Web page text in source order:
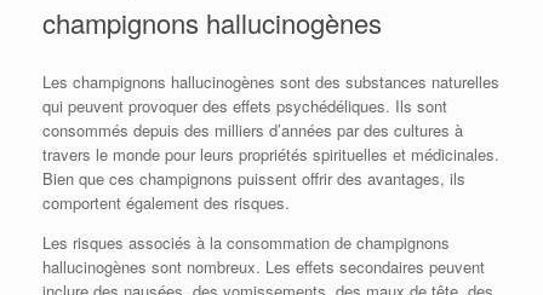
champignons hallucinogènes
Les champignons hallucinogènes sont des substances naturelles
qui peuvent provoquer des effets psychédéliques. Ils sont
consommés depuis des milliers d’années par des cultures à
travers le monde pour leurs propriétés spirituelles et médicinales.
Bien que ces champignons puissent offrir des avantages, ils
comportent également des risques.
Les risques associés à la consommation de champignons
hallucinogènes sont nombreux. Les effets secondaires peuvent